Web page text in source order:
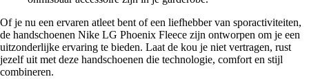
Of je nu een ervaren atleet bent of een liefhebber van sporactiviteiten,
de handschoenen Nike LG Phoenix Fleece zijn ontworpen om je een
uitzonderlijke ervaring te bieden. Laat de kou je niet vertragen, rust
jezelf uit met deze handschoenen die technologie, comfort en stijl
combineren.